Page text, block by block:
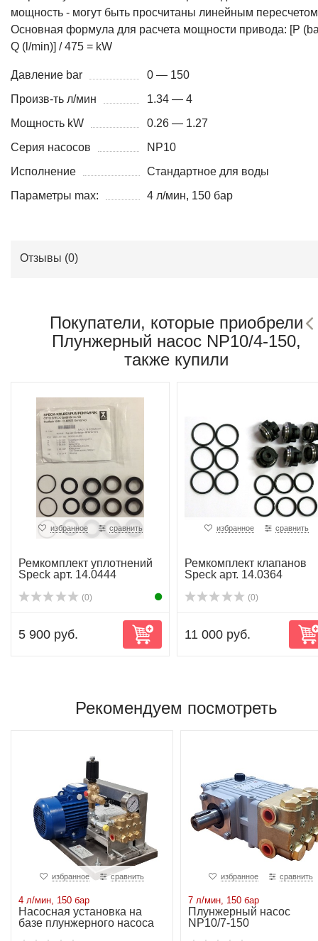
мощность - могут быть просчитаны линейным
Основная формула для расчета мощности привода: [P
Q (l/min)] / 475 = kW
Давление bar
0 — 150
Произв-ть л/мин
1.34 — 4
Мощность kW
0.26 — 1.27
Серия насосов
NP10
Исполнение
Стандартное для воды
Параметры max:
4 л/мин, 150 бар
Отзывы (0)
Покупатели, которые приобрели
Плунжерный насос NP10/4-150,
также купили
избранное сравнить
Ремкомплект уплотнений
Speck арт. 14.0444
(0)
5 900 руб.
избранное сравнить
Ремкомплект клапанов
Speck арт. 14.0364
(0)
11 000 руб.
Рекомендуем посмотреть
избранное сравнить
4 л/мин, 150 бар
Насосная установка на
базе плунжерного насоса
избранное сравнить
7 л/мин, 150 бар
Плунжерный насос
NP10/7-150